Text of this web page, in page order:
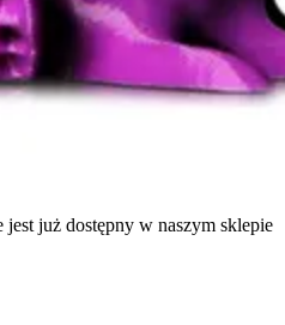
jest już dostępny w naszym sklepie